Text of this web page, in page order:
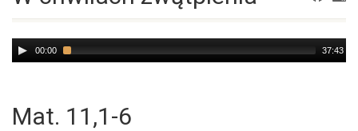
Audio
Player
00:00 37:43
Mat. 11,1-6